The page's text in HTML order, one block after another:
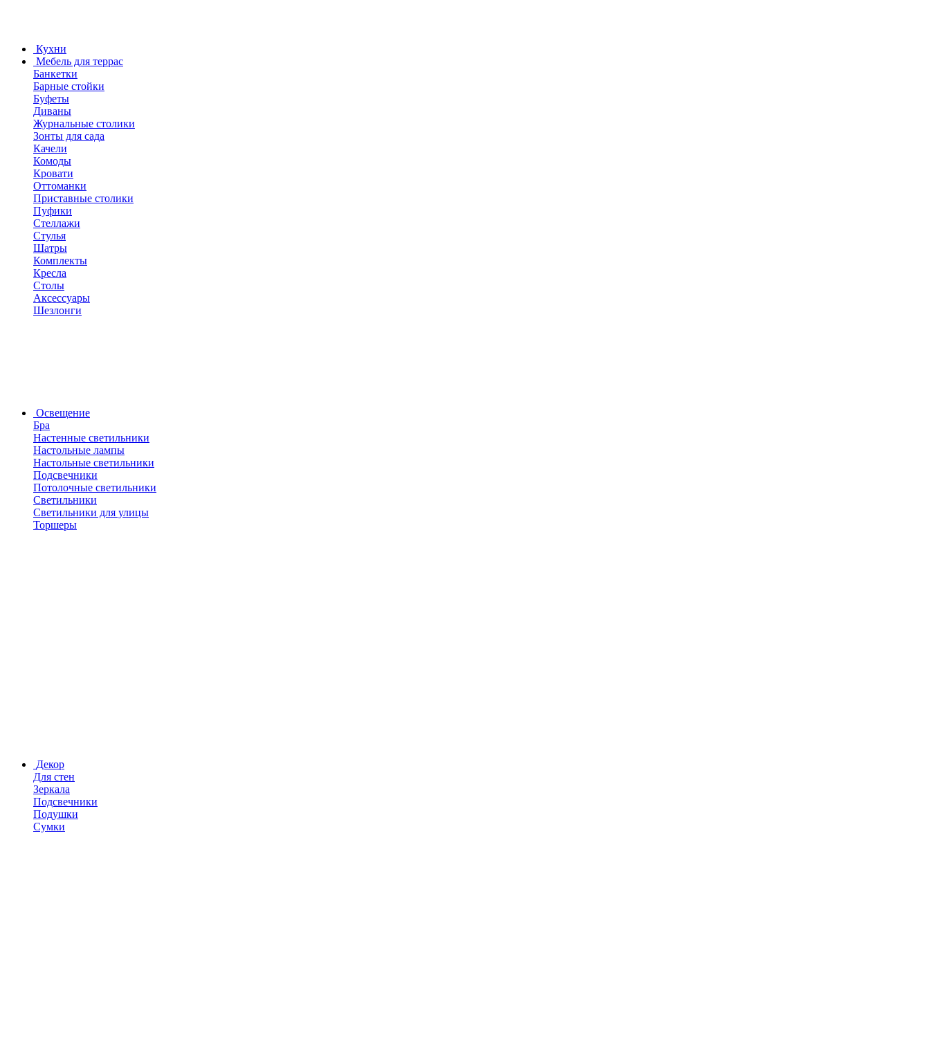
Кухни
Мебель для террас
Банкетки
Барные стойки
Буфеты
Диваны
Журнальные столики
Зонты для сада
Качели
Комоды
Кровати
Оттоманки
Приставные столики
Пуфики
Стеллажи
Стулья
Шатры
Комплекты
Кресла
Столы
Аксессуары
Шезлонги
Освещение
Бра
Настенные светильники
Настольные лампы
Настольные светильники
Подсвечники
Потолочные светильники
Светильники
Светильники для улицы
Торшеры
Декор
Для стен
Зеркала
Подсвечники
Подушки
Сумки